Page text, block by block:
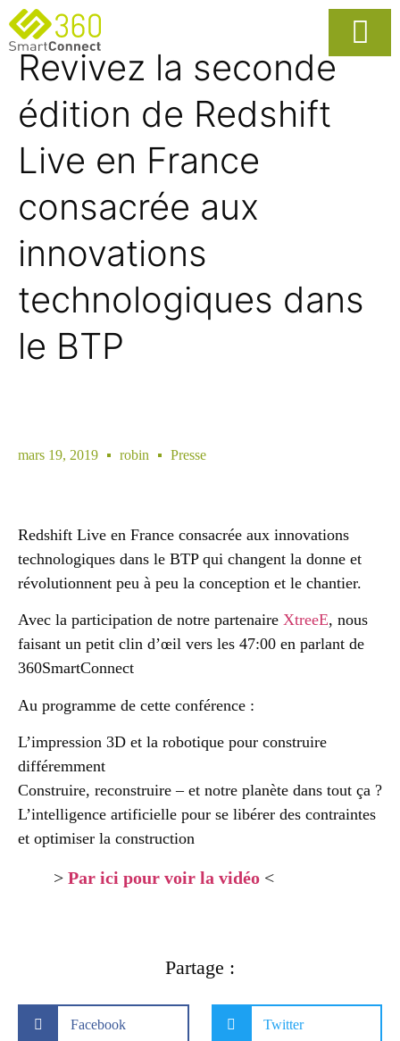
Revivez la seconde
édition de Redshift
Live en France
consacrée aux
innovations
technologiques dans
le BTP
mars 19, 2019 robin Presse
Redshift Live en France consacrée aux innovations
technologiques dans le BTP qui changent la donne et
révolutionnent peu à peu la conception et le chantier.
Avec la participation de notre partenaire XtreeE, nous
faisant un petit clin d’œil vers les 47:00 en parlant de
360SmartConnect
Au programme de cette conférence :
L’impression 3D et la robotique pour construire
différemment
Construire, reconstruire – et notre planète dans tout ça ?
L’intelligence artificielle pour se libérer des contraintes
et optimiser la construction
> Par ici pour voir la vidéo <
Partage :
Facebook Twitter